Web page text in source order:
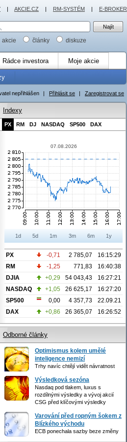
akcie články diskuze
Rádce investora Moje akcie
nepřihlášen | Přihlásit se | Zaregistrovat se
Indexy
PX RM DJ NASDAQ SP500 DAX
07.08.2026
1d 5d 1m 3m 6m 1y
PX -0,71 2 785,07
16:15:29
RM
-1,25 771,83
16:40:38
DJIA
+0,29 54 043,43
16:27:21
NASDAQ
+1,05 26 625,17
16:27:20
SP500
0,00 4 357,73
22.09.21
DAX
+0,86 26 365,07 16:26:52
Odborné články
Optimismus kolem umělé
inteligence nemizí
Trhy navíc chtějí vidět návratnost
Výsledková sezóna
Nasdaq pod tlakem, luxus s
rozdílnými výsledky a vývoj akcií
CSG před klíčovými výsledky
Varování před ropným šokem z
Blízkého východu
ECB ponechala sazby beze změny
| AKCIE.CZ | RM-SYSTÉM | E-BROKER